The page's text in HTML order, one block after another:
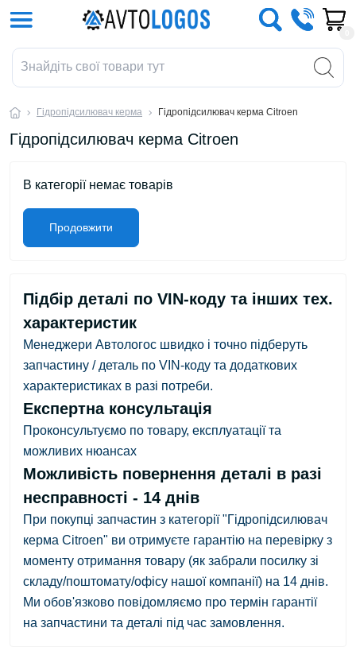
Гідропідсилювач керма Гідропідсилювач керма Citroen
Гідропідсилювач керма Citroen
В категорії немає товарів
Продовжити
Підбір деталі по VIN-коду та інших тех.
характеристик
Менеджери Автологос швидко і точно підберуть
запчастину / деталь по VIN-коду та додаткових
характеристиках в разі потреби.
Експертна консультація
Проконсультуємо по товару, експлуатації та
можливих нюансах
Можливість повернення деталі в разі
несправності - 14 днів
При покупці запчастин з категорії "Гідропідсилювач
керма Citroen" ви отримуєте гарантію на перевірку з
моменту отримання товару (як забрали посилку зі
складу/поштомату/офісу нашої компанії) на 14 днів.
Ми обов'язково повідомляємо про термін гарантії
на запчастини та деталі під час замовлення.